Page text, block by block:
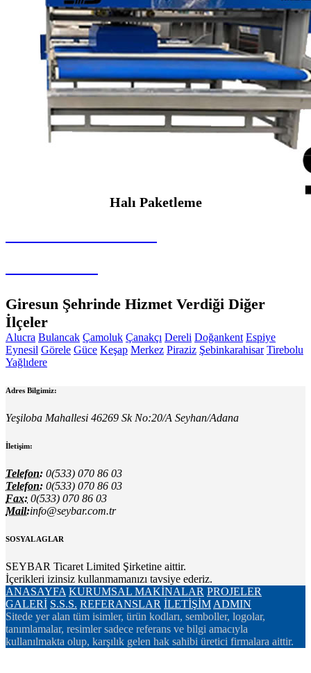
Halı Paketleme
Giresun Şehrinde Hizmet Verdiği Diğer
İlçeler
Alucra Bulancak Çamoluk Çanakçı Dereli Doğankent Espiye
Eynesil Görele Güce Keşap Merkez Piraziz Şebinkarahisar Tirebolu
Yağlıdere
Adres Bilgimiz:
Yeşiloba Mahallesi 46269 Sk No:20/A Seyhan/Adana
İletişim:
Telefon: 0(533) 070 86 03
Telefon: 0(533) 070 86 03
Fax: 0(533) 070 86 03
Mail:info@seybar.com.tr
SOSYAL AGLAR
SEYBAR Ticaret Limited Şirketine aittir.
İçerikleri izinsiz kullanmamanızı tavsiye ederiz.
ANASAYFA KURUMSAL MAKİNALAR PROJELER
GALERİ S.S.S. REFERANSLAR İLETİŞİM ADMIN
Sitede yer alan tüm isimler, ürün kodları, semboller, logolar,
tanımlamalar, resimler sadece referans ve bilgi amacıyla
kullanılmakta olup, karşılık gelen hak sahibi üretici firmalara aittir.